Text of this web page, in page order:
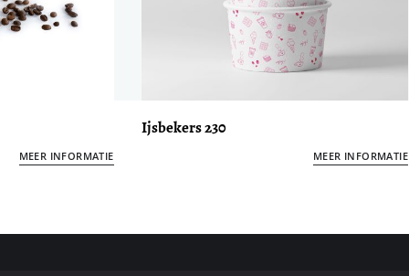
MEER INFORMATIE
Ijsbekers 230
MEER INFORMATIE